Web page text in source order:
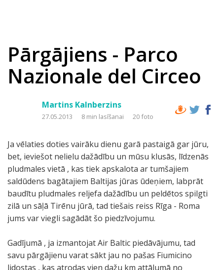
Pārgājiens - Parco
Nazionale del Circeo
Martins Kalnberzins
27.05.2013 8 min lasīšanai 20 foto
Ja vēlaties doties vairāku dienu garā pastaigā gar jūru,
bet, ieviešot nelielu dažādību un mūsu klusās, līdzenās
pludmales vietā , kas tiek apskalota ar tumšajiem
saldūdens bagātajiem Baltijas jūras ūdeņiem, labprāt
baudītu pludmales reljefa dažādību un peldētos spilgti
zilā un sāļā Tirēnu jūrā, tad tiešais reiss Rīga - Roma
jums var viegli sagādāt šo piedzīvojumu.
Gadījumā , ja izmantojat Air Baltic piedāvājumu, tad
savu pārgājienu varat sākt jau no pašas Fiumicino
lidostas , kas atrodas vien dažu km attālumā no